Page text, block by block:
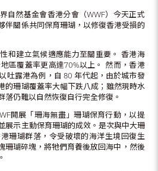
自然基金會香港分會（WWF）今天正式
伴關係共同保育珊瑚，以修復香港受損的
和建立氣候適應能力至關重要。 香港海
區覆蓋率更高達70%以上。 然而，香港
吐露港為例，自 80 年代起，由於城市發
的珊瑚覆蓋率大幅下跌八成；雖然現時水
落仍難以自然恢復自行完全修復。
開展「珊海無盡」珊瑚保育行動，以提
展示主動保育珊瑚的成效。是次與中大珊
珊瑚群落，令受破壞的海洋生境回復生
珊瑚碎塊，將牠們育養後放回海中，然後